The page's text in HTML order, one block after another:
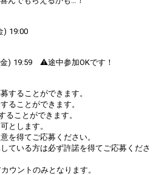
) 19:00
) 19:59 ⚠︎途中参加OKです！
することができます。
ることができます。
ることができます。
とします。
を得てご応募ください。
ている方は必ず許諾を得てご応募くださ
ウントのみとなります。